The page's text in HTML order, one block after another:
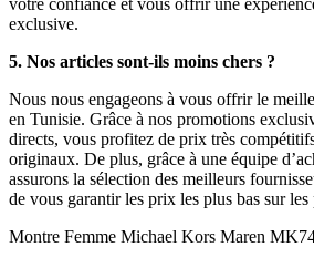
votre confiance et vous offrir une
exclusive.
5. Nos articles sont-ils moins chers ?
Nous nous engageons à vous offrir le
en Tunisie. Grâce à nos promotions
directs, vous profitez de prix très
originaux. De plus, grâce à une équipe
assurons la sélection des meilleurs
de vous garantir les prix les plus bas sur les
Montre Femme Michael Kors Maren